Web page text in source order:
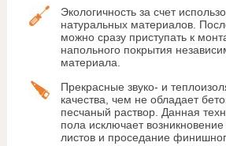
Экологичность за счет
натуральных материалов.
можно сразу приступать к
напольного покрытия
материала.
Прекрасные звуко- и
качества, чем не обладает
песчаный раствор. Данная
пола исключает
листов и проседание